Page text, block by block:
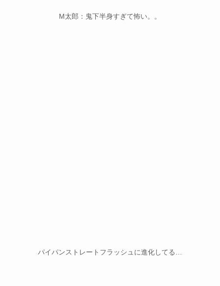
M太郎：鬼下半身すぎて怖い。。
パイパンストレートフラッシュに進化してる…